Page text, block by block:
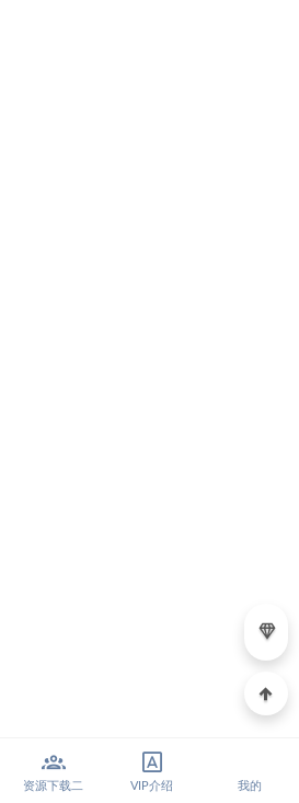
资源下载二 VIP介绍 我的